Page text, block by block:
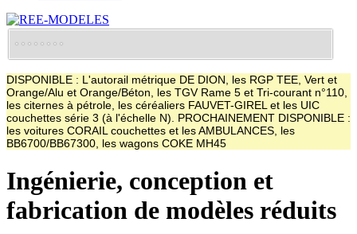
DISPONIBLE : L'autorail métrique DE DION, les RGP TEE, Vert et
Orange/Alu et Orange/Béton, les TGV Rame 5 et Tri-courant n°110,
les citernes à pétrole, les céréaliers FAUVET-GIREL et les UIC
couchettes série 3 (à l'échelle N). PROCHAINEMENT DISPONIBLE :
les voitures CORAIL couchettes et les AMBULANCES, les
BB6700/BB67300, les wagons COKE MH45
Ingénierie, conception et
fabrication de modèles réduits